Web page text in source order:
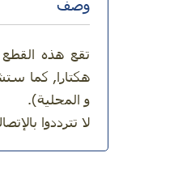
هكتارا, كما
و المحلية).
لا تترددوا